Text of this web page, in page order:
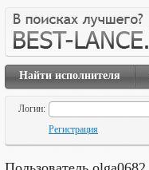
Найти исполнителя
Логин:
Регистрация